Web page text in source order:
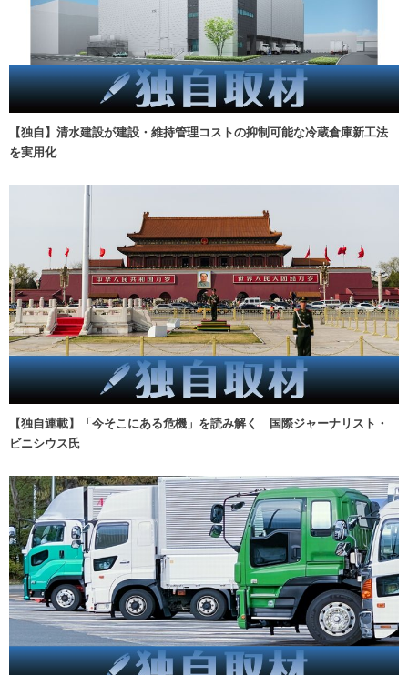
【独自】清水建設が建設・維持管理コストの抑制可能な冷蔵倉庫新工法
を実用化
【独自連載】「今そこにある危機」を読み解く 国際ジャーナリスト・
ビニシウス氏